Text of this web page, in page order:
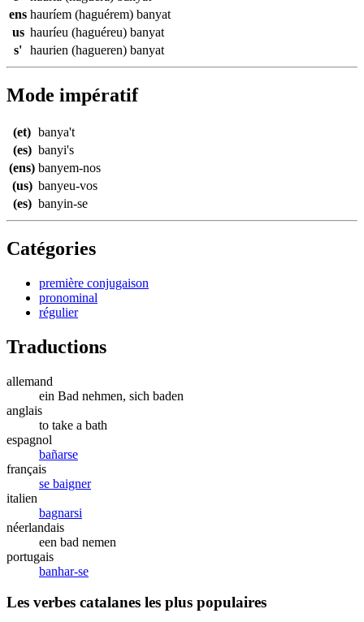
ens hauríem (haguérem) banyat
us hauríeu (haguéreu) banyat
s' haurien (hagueren) banyat
Mode impératif
(et) banya't
(es) banyi's
(ens) banyem-nos
(us) banyeu-vos
(es) banyin-se
Catégories
première conjugaison
pronominal
régulier
Traductions
allemand
ein Bad nehmen, sich baden
anglais
to take a bath
espagnol
bañarse
français
se baigner
italien
bagnarsi
néerlandais
een bad nemen
portugais
banhar-se
Les verbes catalanes les plus populaires